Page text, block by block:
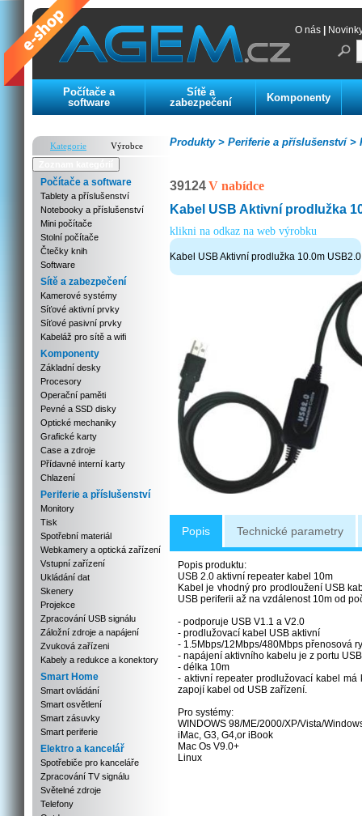
O nás
Počítače a
software
Sítě a
zabezpečení
Komponenty
Kategorie
Výrobce
Počítače a software
Tablety a příslušenství
Notebooky a příslušenství
Mini počítače
Stolní počítače
Čtečky knih
Software
Sítě a zabezpečení
Kamerové systémy
Síťové aktivní prvky
Síťové pasivní prvky
Kabeláž pro sítě a wifi
Komponenty
Základní desky
Procesory
Operační paměti
Pevné a SSD disky
Optické mechaniky
Grafické karty
Case a zdroje
Přídavné interní karty
Chlazení
Periferie a příslušenství
Monitory
Tisk
Spotřební materiál
Webkamery a optická zařízení
Vstupní zařízení
Ukládání dat
Skenery
Projekce
Zpracování USB signálu
Záložní zdroje a napájení
Zvuková zařízeni
Kabely a redukce a konektory
Smart Home
Smart ovládání
Smart osvětlení
Smart zásuvky
Smart periferie
Elektro a kancelář
Spotřebiče pro kanceláře
Zpracování TV signálu
Světelné zdroje
Telefony
Periferie a příslušenství >
Produkty >
39124V nabídce
Kabel USB Aktivní prodlužka
klikni na odkaz na web výrobku
Kabel USB Aktivní prodlužka 10.0m USB2.0
Popis Technické parametry
Popis produktu:
USB 2.0 aktivní repeater kabel 10m
Kabel je vhodný pro prodloužení USB
USB periferii až na vzdálenost 10m od
- podporuje USB V1.1 a V2.0
- prodlužovací kabel USB aktivní
- 1.5Mbps/12Mbps/480Mbps přenosová
- napájení aktivního kabelu je z portu
- délka 10m
- aktivní repeater prodlužovací kabel má
zapojí kabel od USB zařízení.
Pro systémy:
WINDOWS 98/ME/2000/XP/Vista/
iMac, G3, G4,or iBook
Mac Os V9.0+
Linux